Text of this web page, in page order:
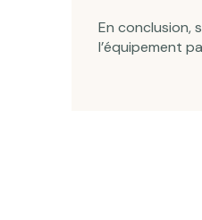
En conclusion,
l’équipement